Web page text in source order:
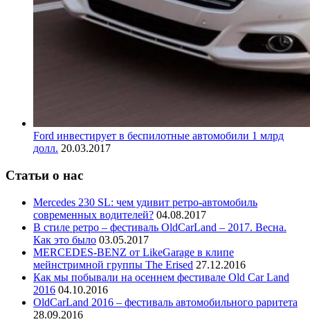
Ford инвестирует в беспилотные автомобили 1 млрд
долл. 20.03.2017
Статьи о нас
Mercedes 230 SL: чем удивит ретро-автомобиль
современных водителей? 04.08.2017
В стиле ретро – фестиваль OldCarLand – 2017. Весна.
Как это было 03.05.2017
MERCEDES-BENZ от LikeGarage в клипе
мейнстримной группы The Erised 27.12.2016
Как мы побывали на осеннем фестивале Old Car Land
2016 04.10.2016
OldCarLand 2016 – фестиваль автомобильного раритета
28.09.2016